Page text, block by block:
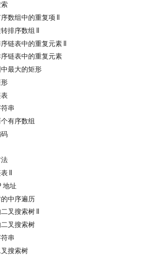
数组中的重复项 II
排序数组 II
链表中的重复元素 II
链表中的重复元素
最大的矩形
串
有序数组
II
地址
中序遍历
叉搜索树 II
叉搜索树
串
搜索树